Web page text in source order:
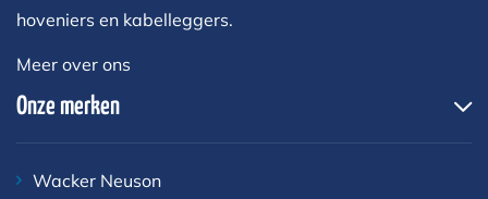
hoveniers en kabelleggers.
Meer over ons
Onze merken
Wacker Neuson